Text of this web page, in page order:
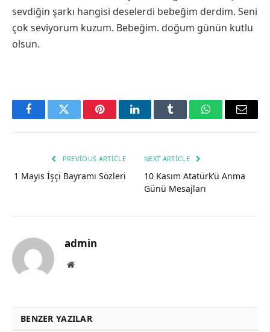
sevdiğin şarkı hangisi deselerdi bebeğim derdim. Seni
çok seviyorum kuzum. Bebeğim. doğum günün kutlu
olsun.
FacebookTwitter PinterestLinkedInTumblr WhatsAppEmail
PREVIOUS ARTICLE
1 Mayıs İşçi Bayramı Sözleri
NEXT ARTICLE
10 Kasım Atatürk’ü Anma
Günü Mesajları
admin
Website
BENZER YAZILAR